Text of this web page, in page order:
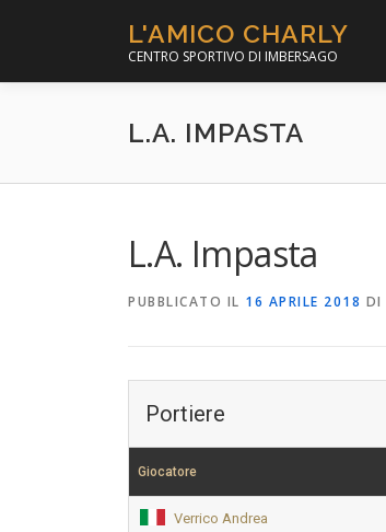
L'AMICO CHARLY
CENTRO SPORTIVO DI IMBERSAGO
L.A. IMPASTA
L.A. Impasta
PUBBLICATO IL 16 APRILE 2018 DI
Portiere
Giocatore
Verrico Andrea